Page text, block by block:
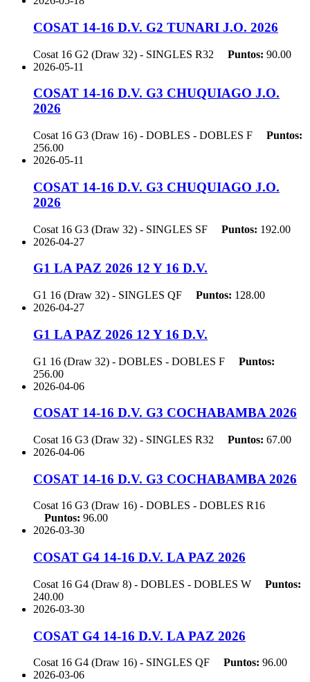
COSAT 14-16 D.V. G2 TUNARI J.O. 2026
Cosat 16 G2 (Draw 32) - SINGLES R32 Puntos: 90.00
2026-05-11
COSAT 14-16 D.V. G3 CHUQUIAGO J.O.
2026
Cosat 16 G3 (Draw 16) - DOBLES - DOBLES F
Puntos:
256.00
2026-05-11
COSAT 14-16 D.V. G3 CHUQUIAGO J.O.
2026
Cosat 16 G3 (Draw 32) - SINGLES SF Puntos: 192.00
2026-04-27
G1 LA PAZ 2026 12 Y 16 D.V.
G1 16 (Draw 32) - SINGLES QF Puntos: 128.00
2026-04-27
G1 LA PAZ 2026 12 Y 16 D.V.
G1 16 (Draw 32) - DOBLES - DOBLES F
Puntos:
256.00
2026-04-06
COSAT 14-16 D.V. G3 COCHABAMBA 2026
Cosat 16 G3 (Draw 32) - SINGLES R32 Puntos: 67.00
2026-04-06
COSAT 14-16 D.V. G3 COCHABAMBA 2026
Cosat 16 G3 (Draw 16) - DOBLES - DOBLES R16
Puntos: 96.00
2026-03-30
COSAT G4 14-16 D.V. LA PAZ 2026
Cosat 16 G4 (Draw 8) - DOBLES - DOBLES W
Puntos:
240.00
2026-03-30
COSAT G4 14-16 D.V. LA PAZ 2026
Cosat 16 G4 (Draw 16) - SINGLES QF Puntos: 96.00
2026-03-06